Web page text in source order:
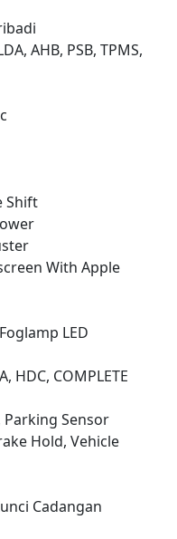
AHB, PSB, TPMS,
Shift
With Apple
LED
HDC, COMPLETE
Parking Sensor
Hold, Vehicle
Cadangan